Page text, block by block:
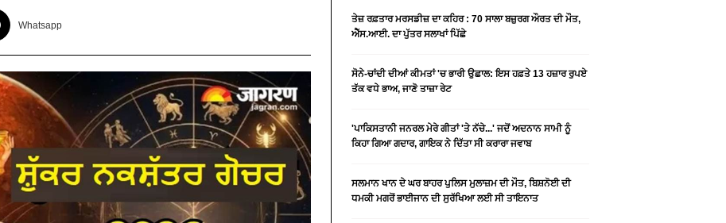
Whatsapp
ਤੇਜ਼ ਰਫ਼ਤਾਰ ਮਰਸਡੀਜ਼ ਦਾ ਕਹਿਰ : 70 ਸਾਲਾ ਬਜ਼ੁਰਗ ਔਰਤ ਦੀ ਮੌਤ,
ਐੱਸ.ਆਈ. ਦਾ ਪੁੱਤਰ ਸਲਾਖਾਂ ਪਿੱਛੇ
ਸੋਨੇ-ਚਾਂਦੀ ਦੀਆਂ ਕੀਮਤਾਂ 'ਚ ਭਾਰੀ ਉਛਾਲ: ਇਸ ਹਫ਼ਤੇ 13 ਹਜ਼ਾਰ ਰੁਪਏ
ਤੱਕ ਵਧੇ ਭਾਅ, ਜਾਣੋ ਤਾਜ਼ਾ ਰੇਟ
'ਪਾਕਿਸਤਾਨੀ ਜਨਰਲ ਮੇਰੇ ਗੀਤਾਂ 'ਤੇ ਨੱਚੇ...' ਜਦੋਂ ਅਦਨਾਨ ਸਾਮੀ ਨੂੰ
ਕਿਹਾ ਗਿਆ ਗਦਾਰ, ਗਾਇਕ ਨੇ ਦਿੱਤਾ ਸੀ ਕਰਾਰਾ ਜਵਾਬ
ਸਲਮਾਨ ਖਾਨ ਦੇ ਘਰ ਬਾਹਰ ਪੁਲਿਸ ਮੁਲਾਜ਼ਮ ਦੀ ਮੌਤ, ਬਿਸ਼ਨੋਈ ਦੀ
ਧਮਕੀ ਮਗਰੋਂ ਭਾਈਜਾਨ ਦੀ ਸੁਰੱਖਿਆ ਲਈ ਸੀ ਤਾਇਨਾਤ